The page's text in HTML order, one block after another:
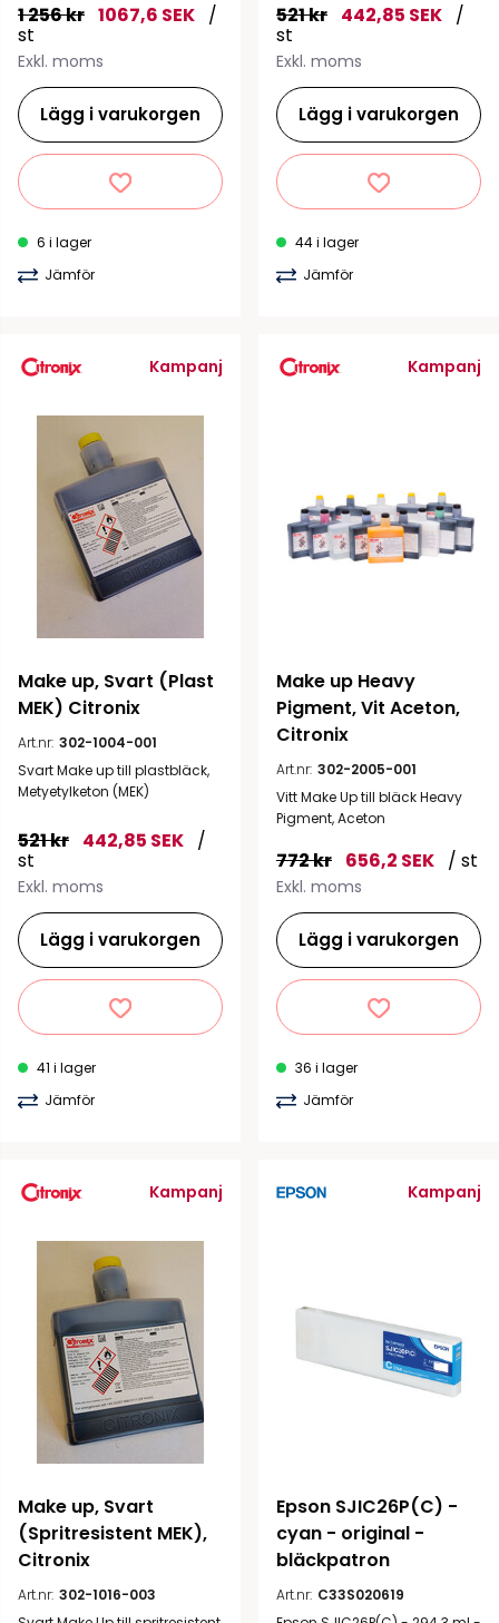
1 256 kr 1067,6 SEK /
st
Exkl. moms
Lägg i varukorgen
6 i lager
Jämför
521 kr 442,85 SEK /
st
Exkl. moms
Lägg i varukorgen
44 i lager
Jämför
Kampanj
Make up, Svart (Plast
MEK) Citronix
Art.nr: 302-1004-001
Svart Make up till plastbläck,
Metyetylketon (MEK)
521 kr 442,85 SEK /
st
Exkl. moms
Lägg i varukorgen
41 i lager
Jämför
Kampanj
Make up Heavy
Pigment, Vit Aceton,
Citronix
Art.nr: 302-2005-001
Vitt Make Up till bläck Heavy
Pigment, Aceton
772 kr 656,2 SEK / st
Exkl. moms
Lägg i varukorgen
36 i lager
Jämför
Kampanj
Make up, Svart
(Spritresistent MEK),
Citronix
Art.nr: 302-1016-003
Kampanj
Epson SJIC26P(C) -
cyan - original -
bläckpatron
Art.nr: C33S020619